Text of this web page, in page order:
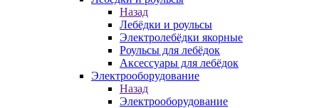
Назад
Лебёдки и роульсы
Электролебёдки якорные
Роульсы для лебёдок
Аксессуары для лебёдок
Электрооборудование
Назад
Электрооборудование